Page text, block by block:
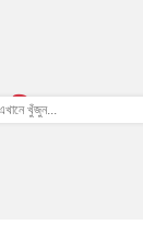
তথ্য বাতায়ন